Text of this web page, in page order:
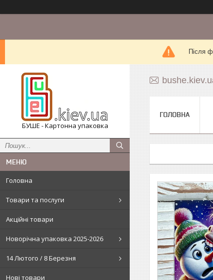
Після
БУШЕ - Картонна упаковка
Головна
Товари та послуги
Акційні товари
Новорічна упаковка 2025-2026
14 Лютого / 8 Березня
Нові товари
ГОЛОВНА